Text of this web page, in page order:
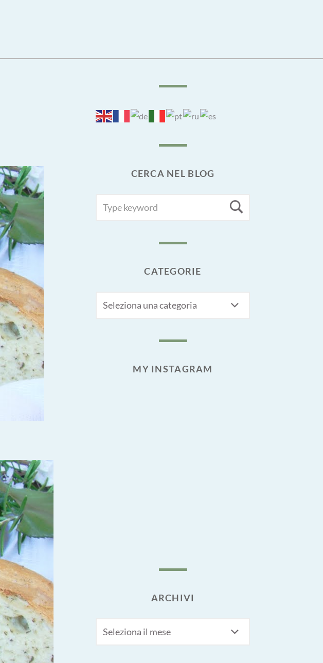
CERCA NEL BLOG
FOR:
CATEGORIE
MY INSTAGRAM
ARCHIVI